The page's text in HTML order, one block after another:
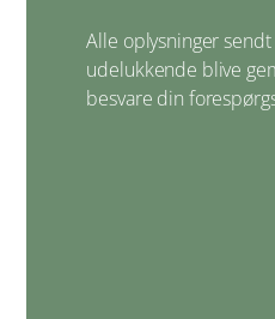
Alle oplysninger
udelukkende blive
besvare din